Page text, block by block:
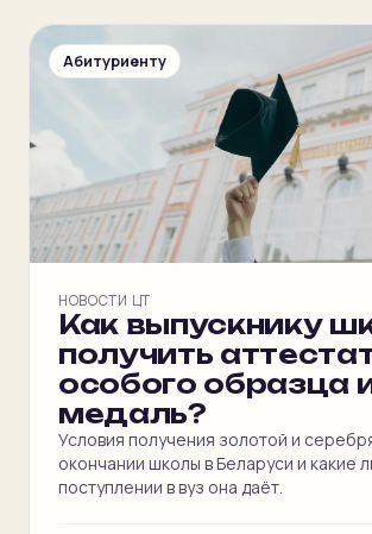
Абитуриенту
НОВОСТИ ЦТ
Как выпускнику
получить
особого образца
медаль?
Условия получения золотой и
окончании школы в Беларуси и какие
поступлении в вуз она даёт.